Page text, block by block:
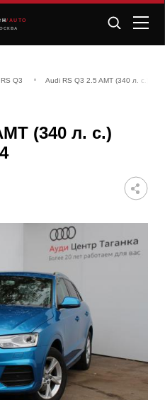
/AUTO
RS Q3 Audi RS Q3 2.5 AMT (340 л. с.)
(340 л. с.)